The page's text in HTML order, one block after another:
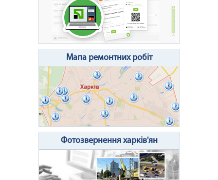
Очистити поле Надіслати
Мапа ремонтних робіт
Фотозвернення харків'ян